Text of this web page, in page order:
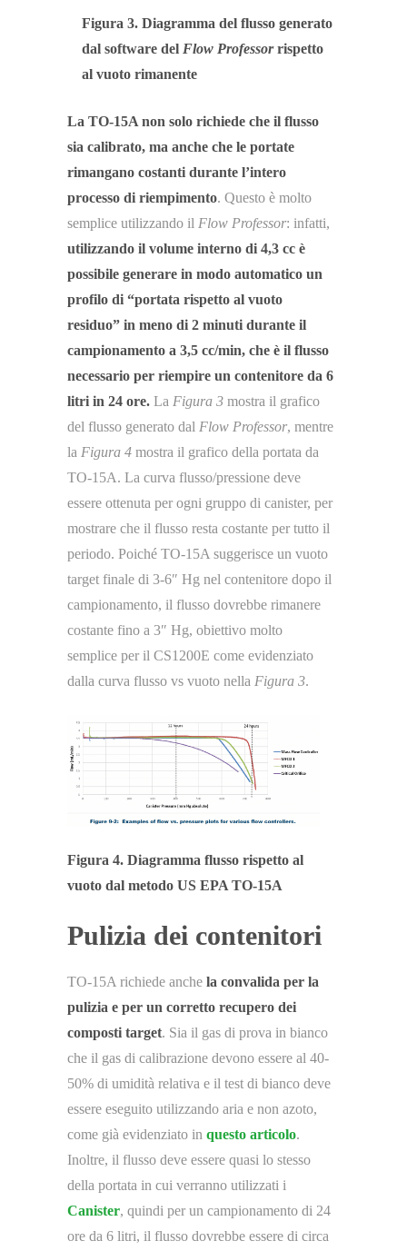
Figura 3. Diagramma del flusso generato
dal software del Flow Professorrispetto
al vuoto rimanente
La TO-15A non solo richiede che il flusso
sia calibrato, ma anche che le portate
rimangano costanti durante l’intero
processo di riempimento. Questo è molto
semplice utilizzando il Flow Professor: infatti,
utilizzando il volume interno di 4,3 cc è
possibile generare in modo automatico un
profilo di “portata rispetto al vuoto
residuo” in meno di 2 minuti durante il
campionamento a 3,5 cc/min, che è il flusso
necessario per riempire un contenitore da 6
litri in 24 ore. La Figura 3 mostra il grafico
del flusso generato dal Flow Professor, mentre
la Figura 4 mostra il grafico della portata da
TO-15A. La curva flusso/pressione deve
essere ottenuta per ogni gruppo di canister, per
mostrare che il flusso resta costante per tutto il
periodo. Poiché TO-15A suggerisce un vuoto
target finale di 3-6″ Hg nel contenitore dopo il
campionamento, il flusso dovrebbe rimanere
costante fino a 3″ Hg, obiettivo molto
semplice per il CS1200E come evidenziato
dalla curva flusso vs vuoto nella Figura 3.
Figura 4. Diagramma flusso rispetto al
vuoto dal metodo US EPA TO-15A
Pulizia dei contenitori
TO-15A richiede anche la convalida per la
pulizia e per un corretto recupero dei
composti target. Sia il gas di prova in bianco
che il gas di calibrazione devono essere al 40-
50% di umidità relativa e il test di bianco deve
essere eseguito utilizzando aria e non azoto,
come già evidenziato in questo articolo.
Inoltre, il flusso deve essere quasi lo stesso
della portata in cui verranno utilizzati i
Canister, quindi per un campionamento di 24
ore da 6 litri, il flusso dovrebbe essere di circa